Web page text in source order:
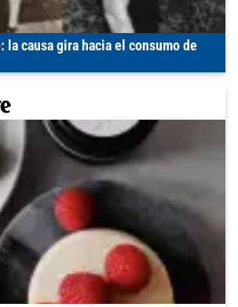
la causa gira hacia el consumo de